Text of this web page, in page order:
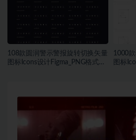
108款圆润警示警报旋转切换矢量
图标Icons设计Figma_PNG格式素
1000
图标